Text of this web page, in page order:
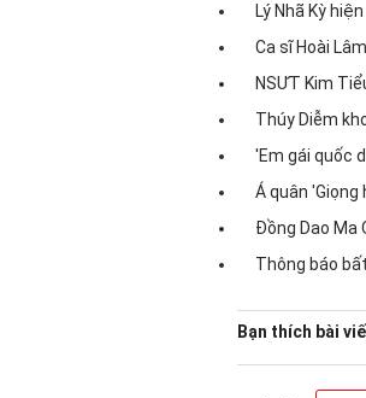
Lý Nhã Kỳ
Ca sĩ Hoài
NSƯT Kim
Thúy Diễm
'Em gái quốc
Á quân
Đồng Dao Ma
Thông báo
Bạn thích bài